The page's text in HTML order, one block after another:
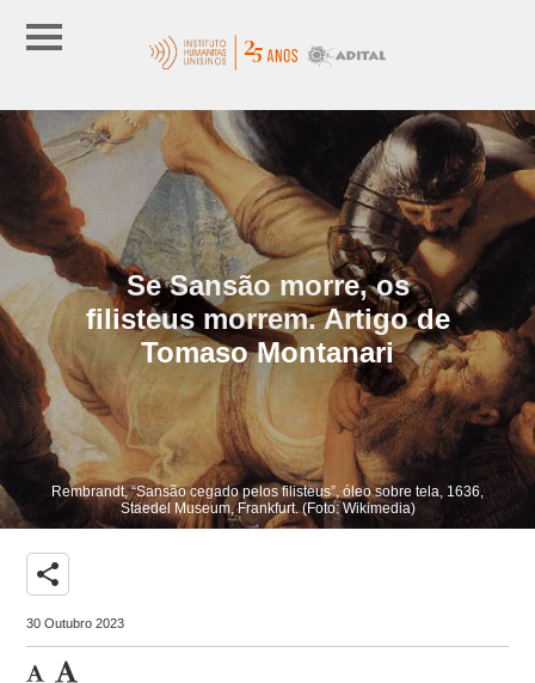
Se Sansão morre, os
filisteus morrem. Artigo de
Tomaso Montanari
Rembrandt, “Sansão cegado pelos filisteus”, óleo sobre tela, 1636,
Staedel Museum, Frankfurt. (Foto: Wikimedia)
share
30 Outubro 2023